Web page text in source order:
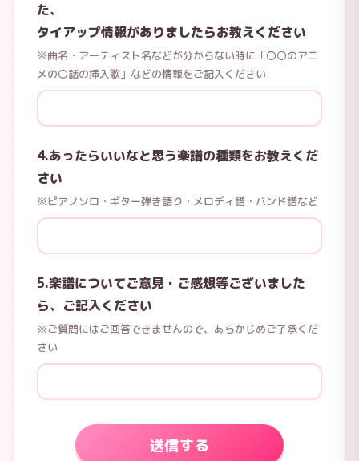
た、
タイアップ情報がありましたらお教えください
※曲名・アーティスト名などが分からない時に「〇〇のアニ
メの〇話の挿入歌」などの情報をご記入ください
4.あったらいいなと思う楽譜の種類をお教えくだ
さい
※ピアノソロ・ギター弾き語り・メロディ譜・バンド譜など
5.楽譜についてご意見・ご感想等ございました
ら、ご記入ください
※ご質問にはご回答できませんので、あらかじめご了承くだ
さい